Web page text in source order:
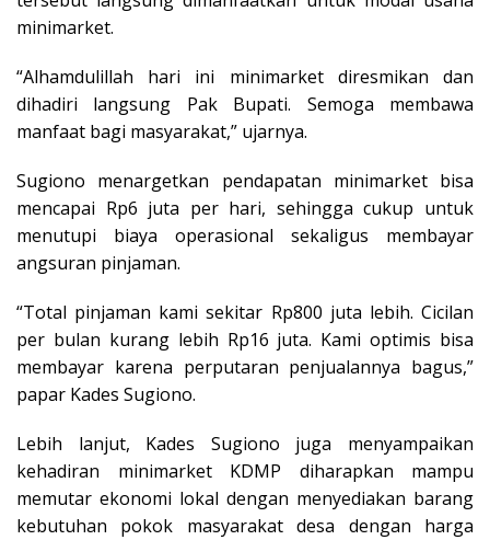
minimarket.
“Alhamdulillah hari ini minimarket diresmikan dan
dihadiri langsung Pak Bupati. Semoga membawa
manfaat bagi masyarakat,” ujarnya.
Sugiono menargetkan pendapatan minimarket bisa
mencapai Rp6 juta per hari, sehingga cukup untuk
menutupi biaya operasional sekaligus membayar
angsuran pinjaman.
“Total pinjaman kami sekitar Rp800 juta lebih. Cicilan
per bulan kurang lebih Rp16 juta. Kami optimis bisa
membayar karena perputaran penjualannya bagus,”
papar Kades Sugiono.
Lebih lanjut, Kades Sugiono juga menyampaikan
kehadiran minimarket KDMP diharapkan mampu
memutar ekonomi lokal dengan menyediakan barang
kebutuhan pokok masyarakat desa dengan harga